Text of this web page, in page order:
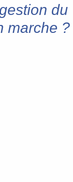
du
marche ?